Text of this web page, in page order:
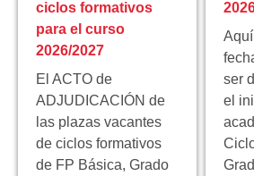
ciclos formativos
para el curso
2026/2027
El ACTO de
ADJUDICACIÓN de
las plazas vacantes
de ciclos formativos
de FP Básica, Grado
ser
el